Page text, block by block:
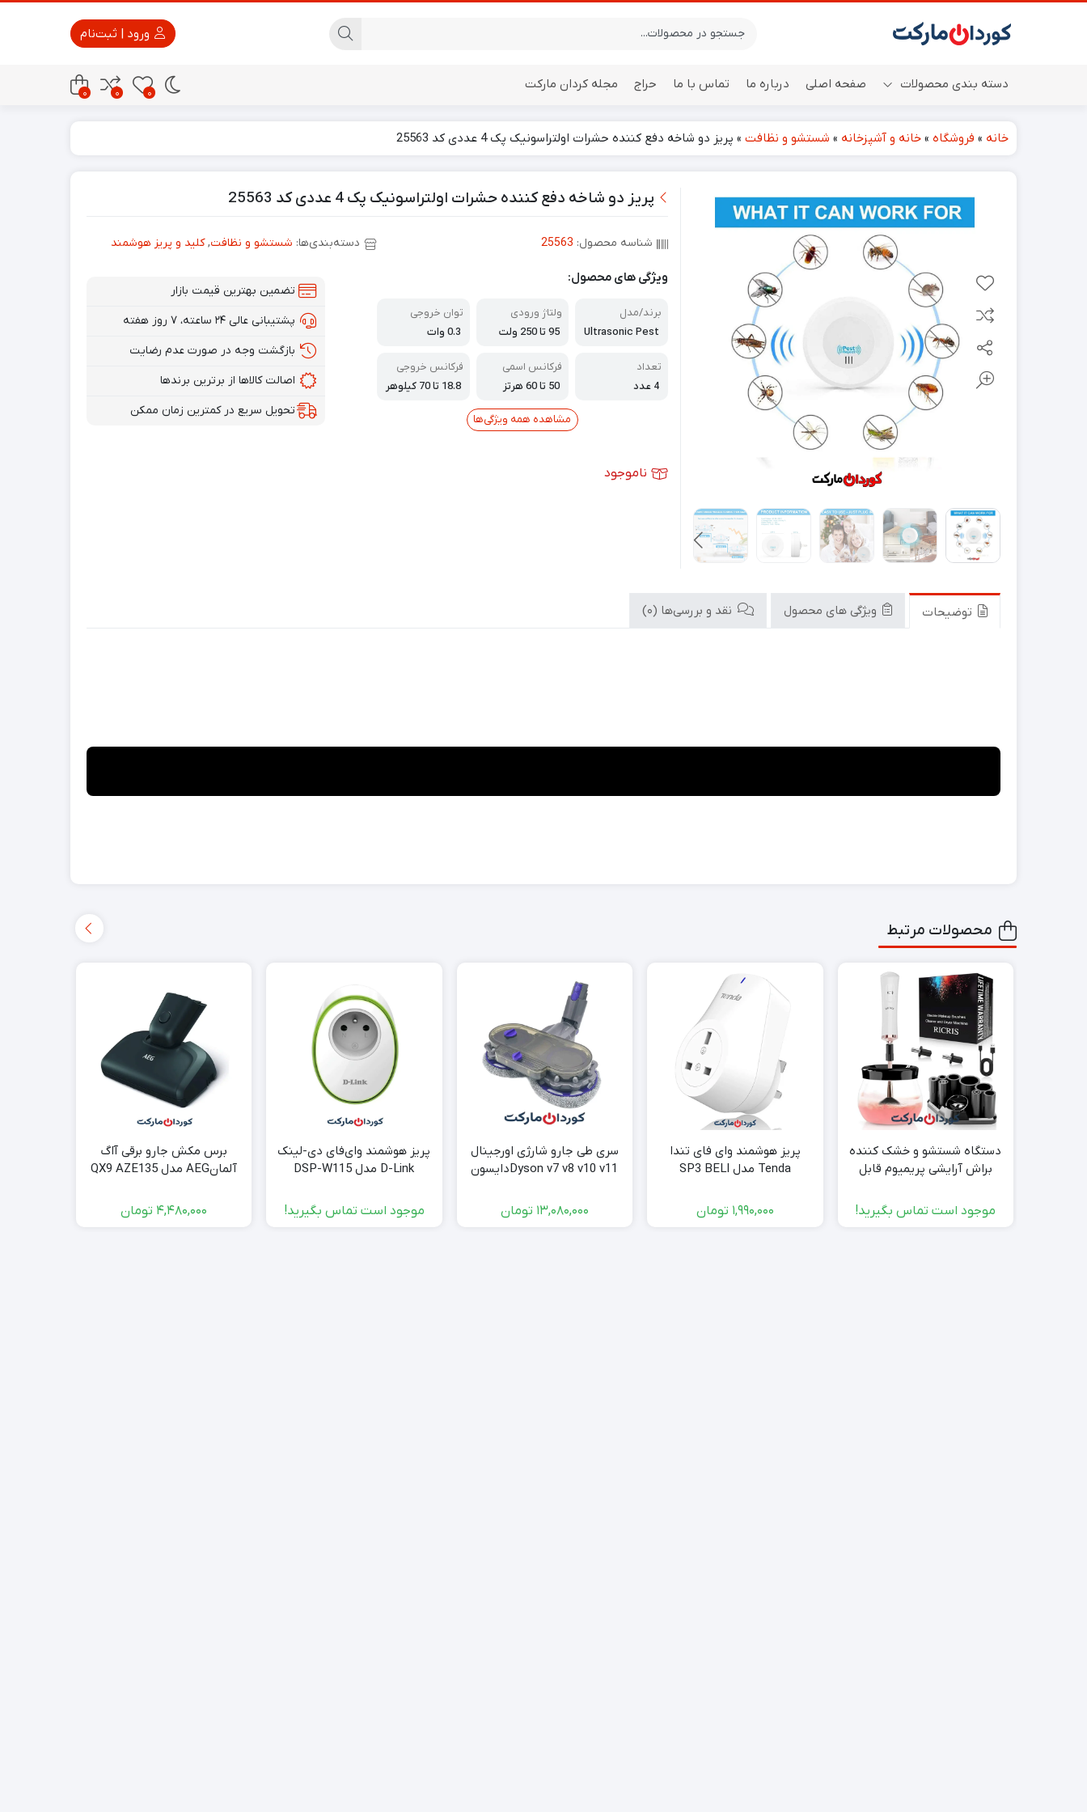
دسته بندی محصولات
اسپیکر ایستگاه هواشناسی باتری
صفحه اصلی درباره ما تماس با ما حراج مجله کردان مارکت
0
0
0
خانه » فروشگاه » خانه و آشپزخانه » شستشو و نظافت » پریز دو شاخه دفع کننده حشرات اولتراسونیک پک 4 عددی کد 25563
پریز دو شاخه دفع کننده حشرات اولتراسونیک پک 4 عددی کد 25563
شناسه محصول: 25563 دسته‌بندی‌ها: شستشو و نظافت,کلید و پریز هوشمند
ویژگی های محصول:
برند/مدل
Ultrasonic Pest
ولتاژ ورودی
95 تا 250 ولت
توان خروجی
0.3 وات
تعداد
4 عدد
فرکانس اسمی
50 تا 60 هرتز
فرکانس خروجی
18.8 تا 70 کیلوهر
مشاهده همه ویژگی‌ها
تضمین بهترین قیمت بازار
پشتیبانی عالی ۲۴ ساعته، ۷ روز هفته
بازگشت وجه در صورت عدم رضایت
اصالت کالاها از برترین برندها
تحویل سریع در کمترین زمان ممکن
ناموجود
توضیحات ویژگی های محصول نقد و بررسی‌ها (0)
محصولات مرتبط
دستگاه شستشو و خشک کننده
براش آرایشی پریمیوم قابل
موجود است تماس بگیرید!
پریز هوشمند وای فای تندا
Tenda مدل SP3 BELI
1,990,000 تومان
سری طی جارو شارژی اورجینال
Dyson v7 v8 v10 v11دایسون
13,080,000 تومان
پریز هوشمند وای‌فای دی-لینک
D-Link مدل DSP-W115
موجود است تماس بگیرید!
برس مکش جارو برقی آاگ
آلمانAEG مدل QX9 AZE135
4,480,000 تومان